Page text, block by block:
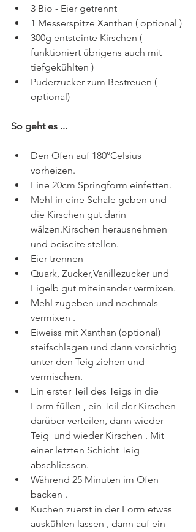
3 Bio - Eier getrennt
1 Messerspitze Xanthan ( optional )
300g entsteinte Kirschen (
funktioniert übrigens auch mit
tiefgekühlten )
Puderzucker zum Bestreuen (
optional)
So geht es ...
Den Ofen auf 180°Celsius
vorheizen.
Eine 20cm Springform einfetten.
Mehl in eine Schale geben und
die Kirschen gut darin
wälzen.Kirschen herausnehmen
und beiseite stellen.
Eier trennen
Quark, Zucker,Vanillezucker und
Eigelb gut miteinander vermixen.
Mehl zugeben und nochmals
vermixen .
Eiweiss mit Xanthan (optional)
steifschlagen und dann vorsichtig
unter den Teig ziehen und
vermischen.
Ein erster Teil des Teigs in die
Form füllen , ein Teil der Kirschen
darüber verteilen, dann wieder
Teig  und wieder Kirschen . Mit
einer letzten Schicht Teig
abschliessen.
Während 25 Minuten im Ofen
backen .
Kuchen zuerst in der Form etwas
auskühlen lassen , dann auf ein